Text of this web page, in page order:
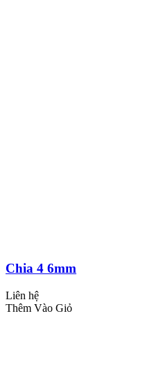
Chia 4 6mm
Liên hệ
Thêm Vào Giỏ